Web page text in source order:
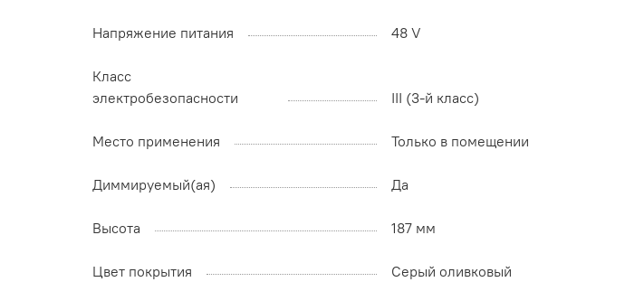
Напряжение питания 48 V
Класс
электробезопасности
III (3-й класс)
Место применения Только в помещении
Диммируемый(ая) Да
Высота 187 мм
Цвет покрытия Серый оливковый